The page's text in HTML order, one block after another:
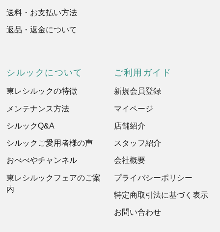
送料・お支払い方法
返品・返金について
シルックについて
東レシルックの特徴
メンテナンス方法
シルックQ&A
シルックご愛用者様の声
おべべやチャンネル
東レシルックフェアのご案
内
ご利用ガイド
新規会員登録
マイページ
店舗紹介
スタッフ紹介
会社概要
プライバシーポリシー
特定商取引法に基づく表示
お問い合わせ